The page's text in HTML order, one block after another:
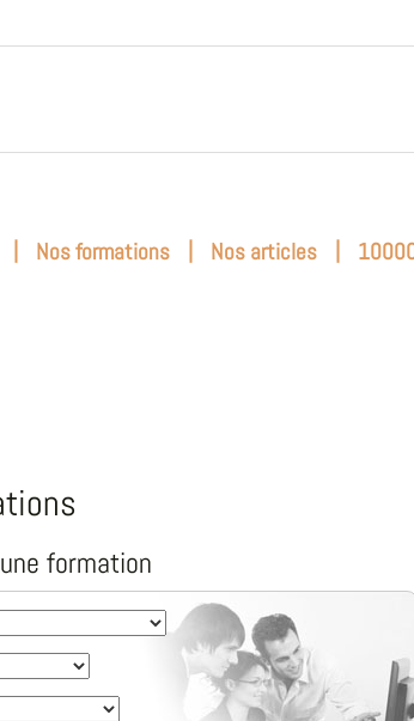
| Nos formations | Nos articles |
formation